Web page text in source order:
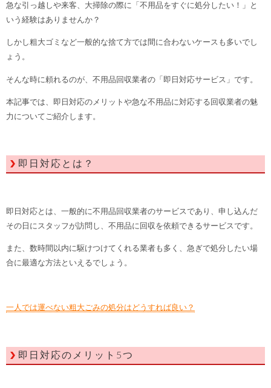
急な引っ越しや来客、大掃除の際に「不用品をすぐに処分したい！」と
いう経験はありませんか？
しかし粗大ゴミなど一般的な捨て方では間に合わないケースも多いでし
ょう。
そんな時に頼れるのが、不用品回収業者の「即日対応サービス」です。
本記事では、即日対応のメリットや急な不用品に対応する回収業者の魅
力についてご紹介します。
即日対応とは？
即日対応とは、一般的に不用品回収業者のサービスであり、申し込んだ
その日にスタッフが訪問し、不用品に回収を依頼できるサービスです。
また、数時間以内に駆けつけてくれる業者も多く、急ぎで処分したい場
合に最適な方法といえるでしょう。
一人では運べない粗大ごみの処分はどうすれば良い？
即日対応のメリット5つ